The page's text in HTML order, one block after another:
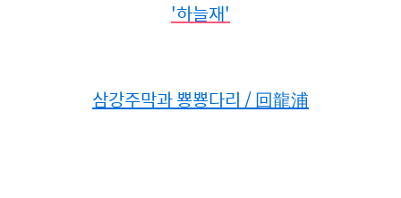
'하늘재'
삼강주막과 뿅뿅다리 / 回龍浦